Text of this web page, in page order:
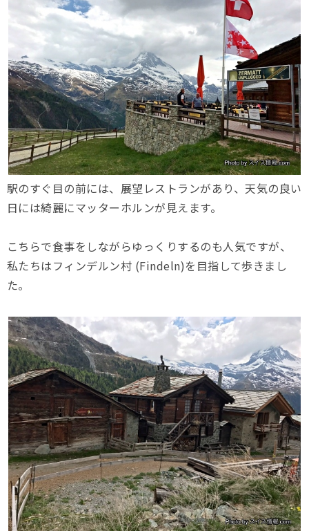
駅のすぐ目の前には、展望レストランがあり、天気の良い
日には綺麗にマッターホルンが見えます。
こちらで食事をしながらゆっくりするのも人気ですが、
私たちはフィンデルン村 (Findeln)を目指して歩きまし
た。